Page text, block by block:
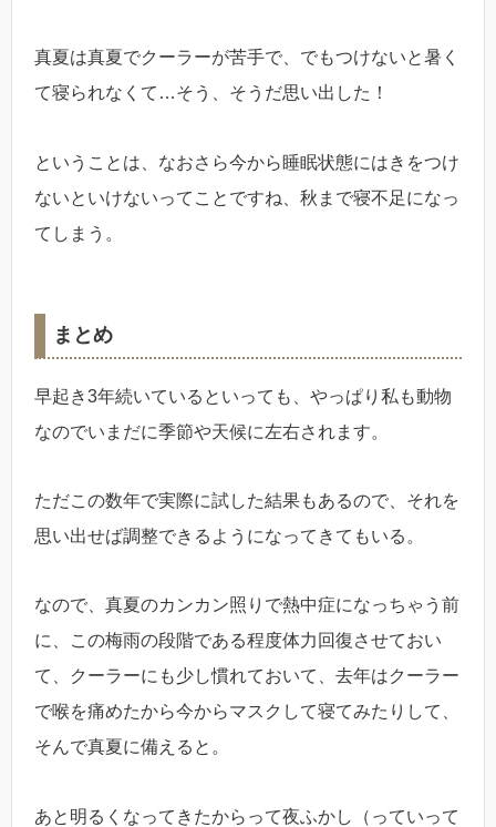
真夏は真夏でクーラーが苦手で、でもつけないと暑く
て寝られなくて…そう、そうだ思い出した！
ということは、なおさら今から睡眠状態にはきをつけ
ないといけないってことですね、秋まで寝不足になっ
てしまう。
まとめ
早起き3年続いているといっても、やっぱり私も動物
なのでいまだに季節や天候に左右されます。
ただこの数年で実際に試した結果もあるので、それを
思い出せば調整できるようになってきてもいる。
なので、真夏のカンカン照りで熱中症になっちゃう前
に、この梅雨の段階である程度体力回復させておい
て、クーラーにも少し慣れておいて、去年はクーラー
で喉を痛めたから今からマスクして寝てみたりして、
そんで真夏に備えると。
あと明るくなってきたからって夜ふかし（っていって